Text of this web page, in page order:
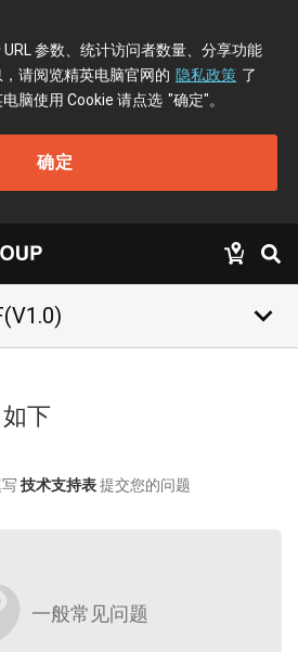
参数、统计访问者数量、分享功能
请阅览精英电脑官网的 隐私政策 了
脑使用 Cookie 请点选 "确定"。
确定
keyboard_arrow_down
下
技术支持表提交您的问题
一般常见问题